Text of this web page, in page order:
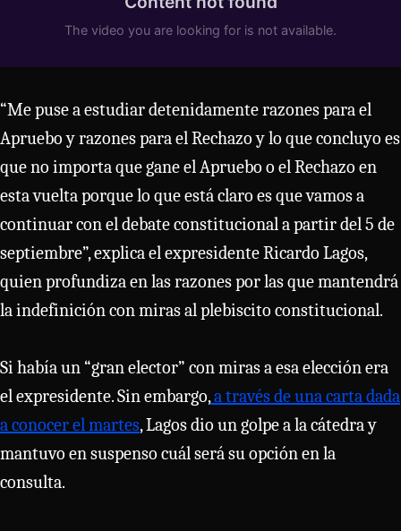
“Me puse a estudiar detenidamente razones para el
Apruebo y razones para el Rechazo y lo que concluyo es
que no importa que gane el Apruebo o el Rechazo en
esta vuelta porque lo que está claro es que vamos a
continuar con el debate constitucional a partir del 5 de
septiembre”, explica el expresidente Ricardo Lagos,
quien profundiza en las razones por las que mantendrá
la indefinición con miras al plebiscito constitucional.
Si había un “gran elector” con miras a esa elección era
el expresidente. Sin embargo,a través de una carta dada
a conocer el martes, Lagos dio un golpe a la cátedra y
mantuvo en suspenso cuál será su opción en la
consulta.